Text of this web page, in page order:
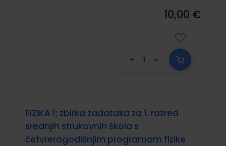
10,00 €
FIZIKA 1; zbirka zadataka za 1. razred
srednjih strukovnih škola s
četvrerogodišnjim programom fizike